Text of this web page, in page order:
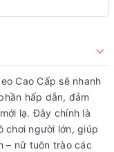
Cao Cấp sẽ nhanh
hấp dẫn, đảm
lạ. Đây chính là
chơi người lớn, giúp
– nữ tuôn trào các